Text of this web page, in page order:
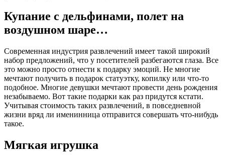
Купание с дельфинами, полет на
воздушном шаре…
Современная индустрия развлечений имеет такой широкий
набор предложений, что у посетителей разбегаются глаза. Все
это можно просто отнести к подарку эмоций. Не многие
мечтают получить в подарок статуэтку, копилку или что-то
подобное. Многие девушки мечтают провести день рождения
незабываемо. Вот такие подарки как раз придутся кстати.
Учитывая стоимость таких развлечений, в повседневной
жизни вряд ли именинница отправится совершать что-нибудь
такое.
Мягкая игрушка